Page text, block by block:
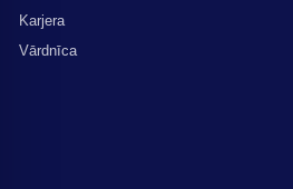
Karjera
Vārdnīca